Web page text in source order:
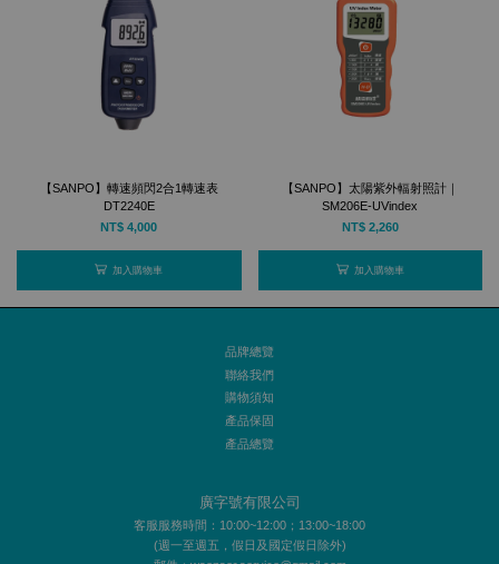
【SANPO】轉速頻閃2合1轉速表
DT2240E
NT$ 4,000
加入購物車
【SANPO】太陽紫外輻射照計｜
SM206E-UVindex
NT$ 2,260
加入購物車
品牌總覽
聯絡我們
購物須知
產品保固
產品總覽
廣字號有限公司
客服服務時間：10:00~12:00；13:00~18:00
(週一至週五，假日及國定假日除外)